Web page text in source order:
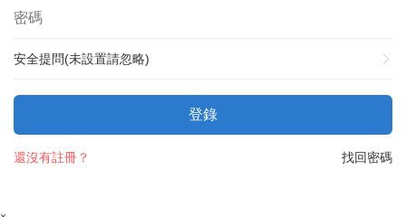
安全提問(未設置請忽略)
登錄
找回密碼
還沒有註冊？